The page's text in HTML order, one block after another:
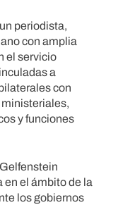
periodista,
con amplia
el servicio
a
con
ministeriales,
y funciones
en el ámbito de la
los gobiernos